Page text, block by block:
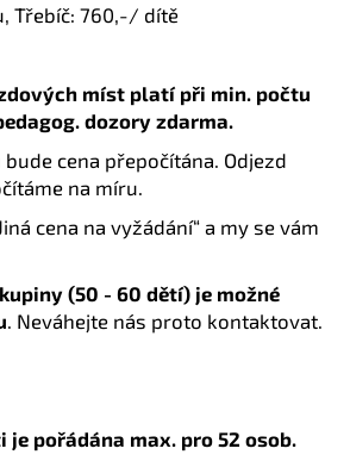
Třebíč: 760,-/ dítě
míst platí při min. počtu
dozory zdarma.
cena přepočítána. Odjezd
na míru.
cena na vyžádání“ a my se vám
(50 - 60 dětí) je možné
. Neváhejte nás proto kontaktovat.
je pořádána max. pro 52 osob.